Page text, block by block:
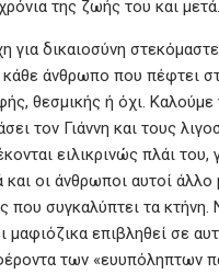
της ζωής του και μετά.
για δικαιοσύνη
άνθρωπο που πέφτει
θεσμικής ή όχι. Καλούμε
τον Γιάννη και τους
ειλικρινώς πλάι του,
και οι άνθρωποι αυτοί άλλο
που συγκαλύπτει τα κτήνη.
μαφιόζικα επιβληθεί σε
των «ευυπόληπτων